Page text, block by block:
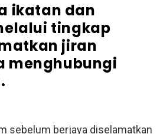
ikatan dan
tingkap
jiran
menghubungi
sebelum berjaya diselamatkan